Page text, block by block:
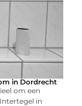
in Dordrecht
om een
in